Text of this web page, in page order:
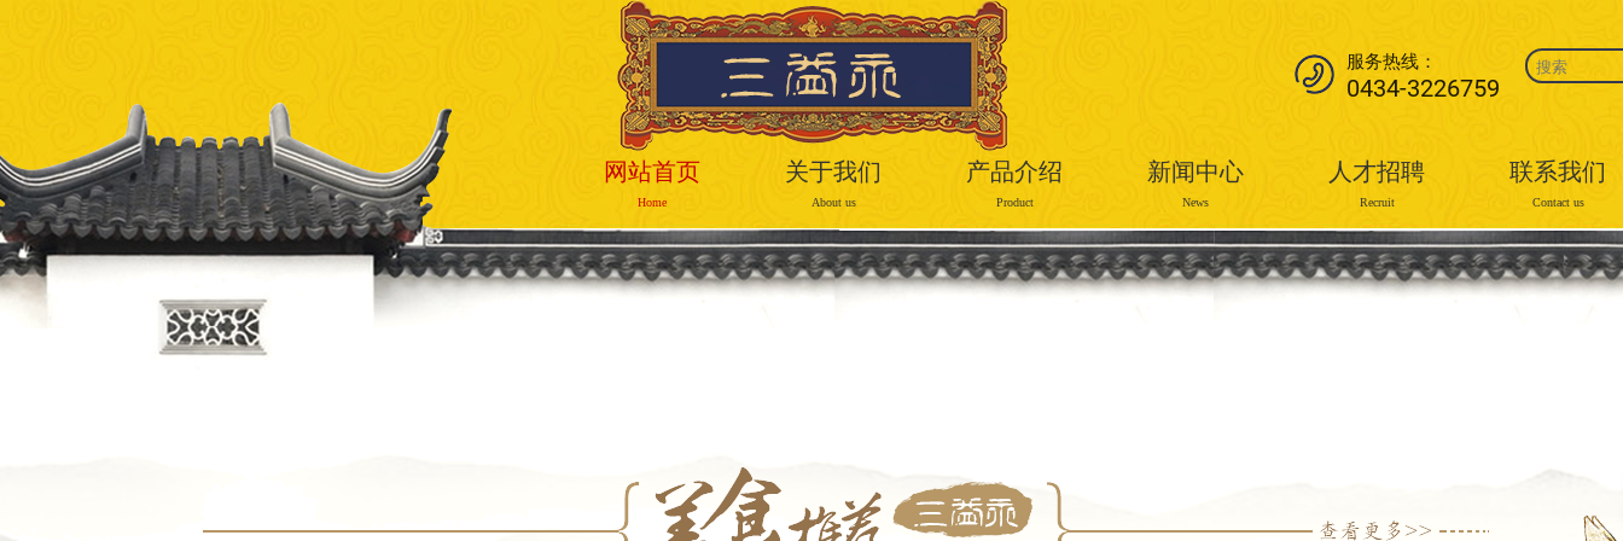
服务热线：
0434-3226759
网站首页
Home
关于我们
About us
产品介绍
Product
新闻中心
News
人才招聘
Recruit
联系我们
Contact us